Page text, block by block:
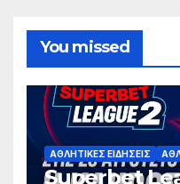
You missed
ΑΘΛΗΤΙΚΈΣ ΕΙΔΉΣΕΙΣ
Superbet